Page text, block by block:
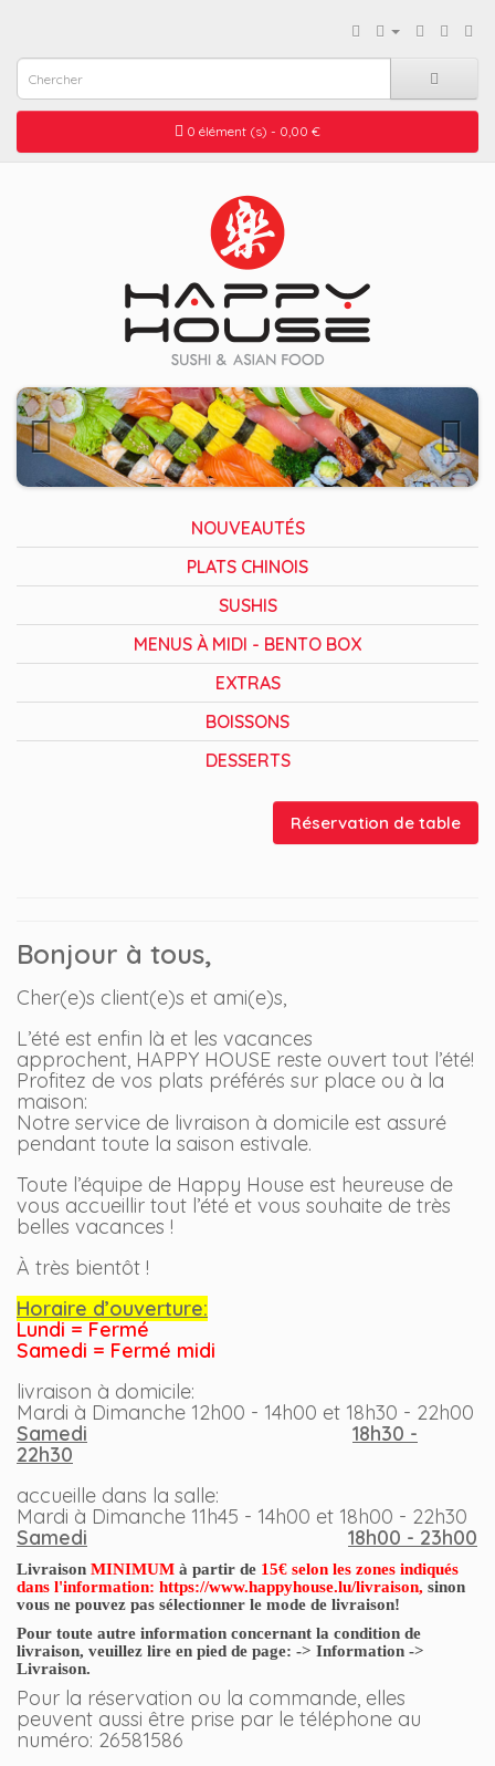
0 élément (s) - 0,00 €
NOUVEAUTÉS
PLATS CHINOIS
SUSHIS
MENUS À MIDI - BENTO BOX
EXTRAS
BOISSONS
DESSERTS
Réservation de table
Bonjour à tous,
Cher(e)s client(e)s et ami(e)s,
L’été est enfin là et les vacances
approchent, HAPPY HOUSE reste ouvert tout l’été!
Profitez de vos plats préférés sur place ou à la
maison:
Notre service de livraison à domicile est assuré
pendant toute la saison estivale.
Toute l’équipe de Happy House est heureuse de
vous accueillir tout l’été et vous souhaite de très
belles vacances !
À très bientôt !
Horaire d’ouverture:
Lundi = Fermé
Samedi = Fermé midi
livraison à domicile:
Mardi à Dimanche 12h00 - 14h00 et 18h30 - 22h00
Samedi
18h30 -
22h30
accueille dans la salle:
Mardi à Dimanche 11h45 - 14h00 et 18h00 - 22h30
Samedi
18h00 - 23h00
Livraison MINIMUM à partir de 15€ selon les zones indiqués
dans l'information: https://www.happyhouse.lu/livraison, sinon
vous ne pouvez pas sélectionner le mode de livraison!
Pour toute autre information concernant la condition de
livraison, veuillez lire en pied de page: -> Information ->
Livraison.
Pour la réservation ou la commande, elles
peuvent aussi être prise par le téléphone au
numéro: 26581586